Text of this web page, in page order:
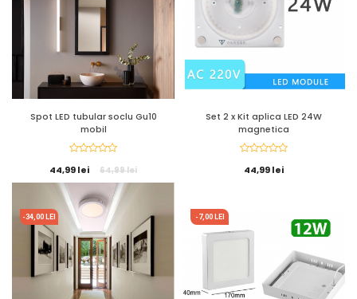
Spot LED tubular soclu Gu10
mobil
44,99 lei 64,99 lei
Set 2 x Kit aplica LED 24W
magnetica
44,99 lei
-34,00 LEI -7,00 LEI